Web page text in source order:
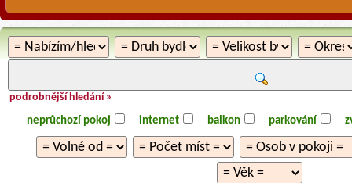
podrobnější hledání »
neprůchozí pokoj internet balkon parkování